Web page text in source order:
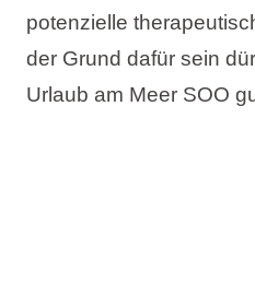
potenzielle
der Grund dafür sein
Urlaub am Meer SOO